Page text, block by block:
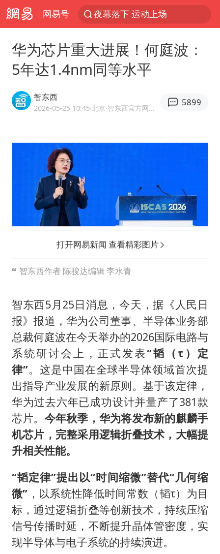
网易号
汪峰阻止14岁女儿买大牌
火把节震撼瞬间
泰高官回应中国人在泰遭歧视：全面调查
“空调24小时开着更省电”不实
“不建议大家买深色蛋糕”
如何把百年大党建设得更加坚强有力？
华为芯片重大进展！何庭波：
5年达1.4nm同等水平
智东西
2026-05-25 10:45·北京 ·智东西官方网易号
5899
打开网易新闻 查看精彩图片
智东西作者 陈骏达编辑 李水青
智东西5月25日消息，今天，据《人民日
报》报道，华为公司董事、半导体业务部
总裁何庭波在今天举办的2026国际电路与
系统研讨会上，正式发表“韬（τ）定
律”。这是中国在全球半导体领域首次提
出指导产业发展的新原则。基于该定律，
华为过去六年已成功设计并量产了381款
芯片。 今年秋季，华为将发布新的麒麟手
机芯片，完整采用逻辑折叠技术，大幅提
升相关性能。
“韬定律”提出以“时间缩微”替代“几何缩
微” ，以系统性降低时间常数（韬τ）为目
标，通过逻辑折叠等创新技术，持续压缩
信号传播时延，不断提升晶体管密度，实
现半导体与电子系统的持续演进。